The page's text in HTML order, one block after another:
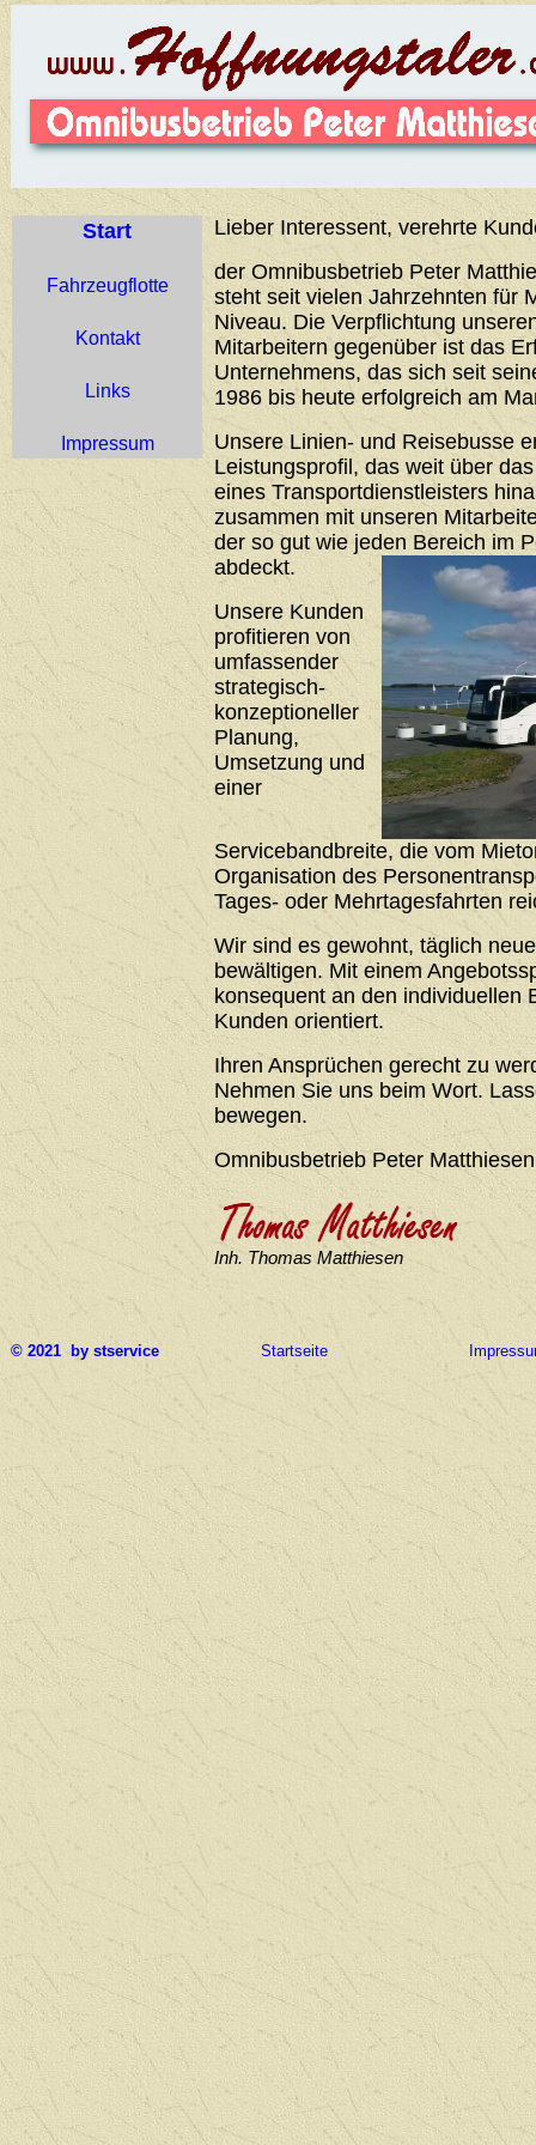
Start
Fahrzeugflotte
Kontakt
Links
Impressum
Lieber Interessent, verehrte
der Omnibusbetrieb Peter
steht seit vielen Jahrzehnten für
Niveau. Die Verpflichtung
Mitarbeitern gegenüber ist das
Unternehmens, das sich seit
1986 bis heute erfolgreich am
Unsere Linien- und Reisebusse
Leistungsprofil, das weit über
eines Transportdienstleisters
zusammen mit unseren
der so gut wie jeden Bereich im
abdeckt.
Unsere Kunden
profitieren von
umfassender
strategisch-
konzeptioneller
Planung,
Umsetzung und
einer
Servicebandbreite, die vom
Organisation des
Tages- oder Mehrtagesfahrten
Wir sind es gewohnt, täglich
bewältigen. Mit einem
konsequent an den individuellen
Kunden orientiert.
Ihren Ansprüchen gerecht zu
Nehmen Sie uns beim Wort.
bewegen.
Omnibusbetrieb Peter Matthiesen
Inh. Thomas Matthiesen
© 2021 by stservice Startseite